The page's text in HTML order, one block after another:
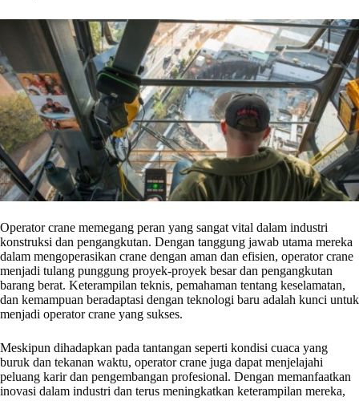
Operator crane memegang peran yang sangat vital dalam industri
konstruksi dan pengangkutan. Dengan tanggung jawab utama mereka
dalam mengoperasikan crane dengan aman dan efisien, operator crane
menjadi tulang punggung proyek-proyek besar dan pengangkutan
barang berat. Keterampilan teknis, pemahaman tentang keselamatan,
dan kemampuan beradaptasi dengan teknologi baru adalah kunci untuk
menjadi operator crane yang sukses.
Meskipun dihadapkan pada tantangan seperti kondisi cuaca yang
buruk dan tekanan waktu, operator crane juga dapat menjelajahi
peluang karir dan pengembangan profesional. Dengan memanfaatkan
inovasi dalam industri dan terus meningkatkan keterampilan mereka,